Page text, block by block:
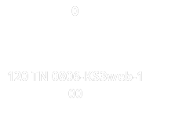
0
120 TN 0806-KS3web-1
00